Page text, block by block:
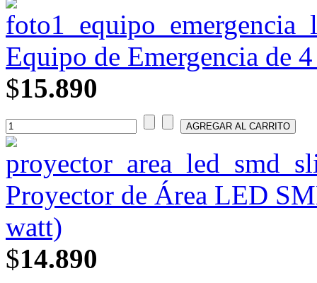
Equipo de Emergencia de
$15.890
Proyector de Área LED
watt)
$14.890